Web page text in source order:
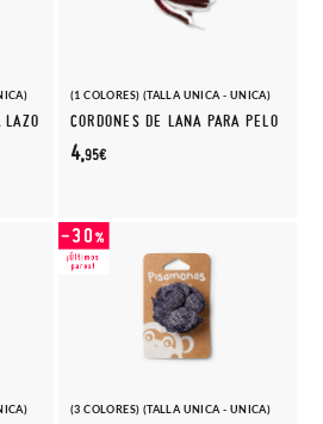
LAZO
(1 COLORES) (TALLA UNICA - UNICA)
CORDONES DE LANA PARA PELO
4,95€
(3 COLORES) (TALLA UNICA - UNICA)